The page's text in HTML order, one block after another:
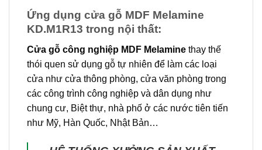
Ứng dụng cửa gỗ MDF Melamine
KD.M1R13 trong nội thất:
Cửa gỗ công nghiệp MDF Melamine thay thế
thói quen sử dụng gỗ tự nhiên để làm các loại
cửa như cửa thông phòng, cửa văn phòng trong
các công trình công nghiệp và dân dụng như
chung cư, Biệt thự, nhà phố ở các nước tiên tiến
như Mỹ, Hàn Quốc, Nhật Bản…